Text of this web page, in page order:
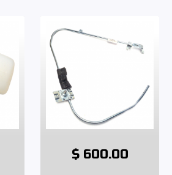
$ 600.00